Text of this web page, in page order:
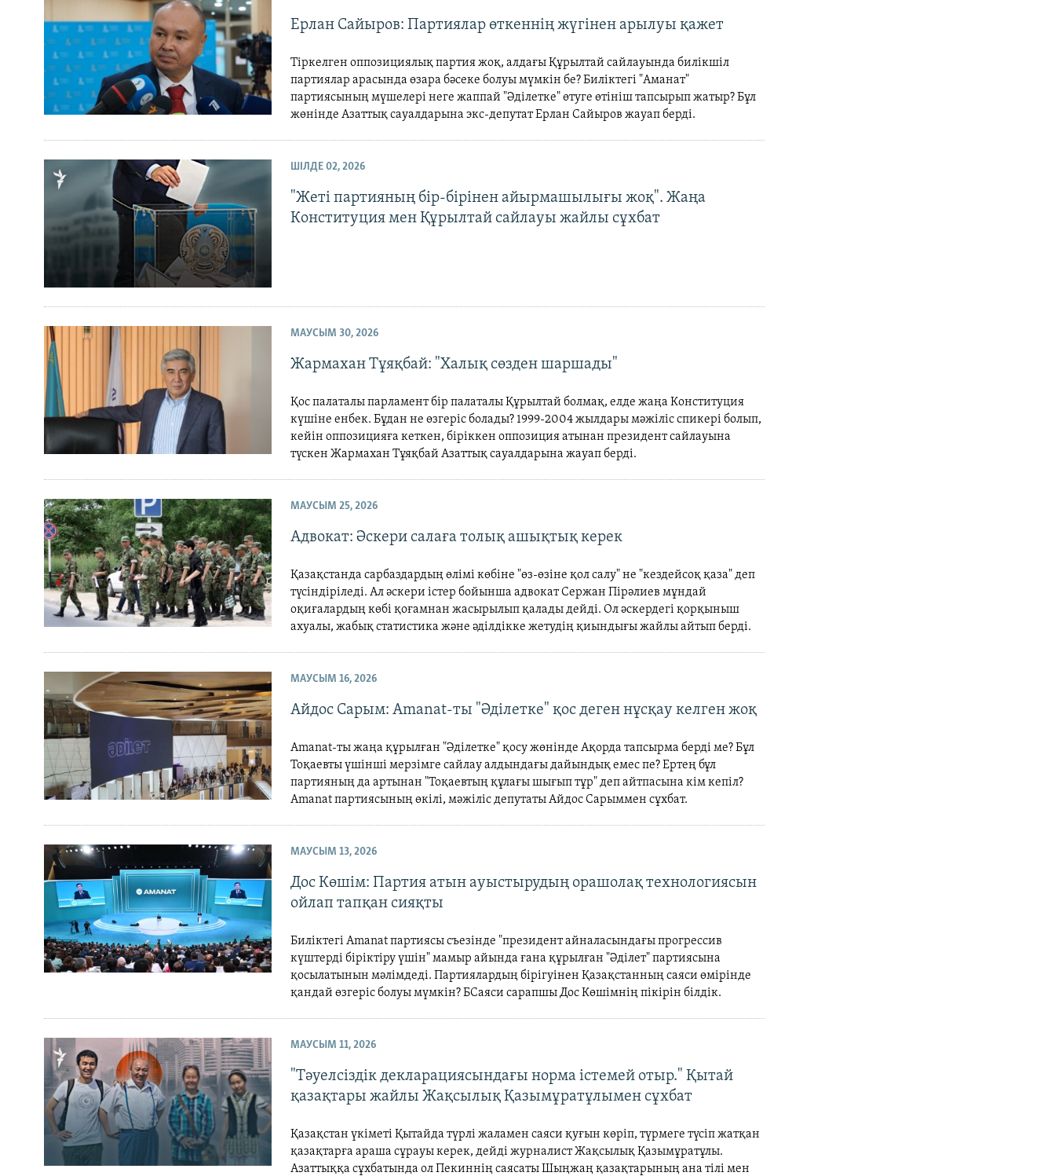
Ерлан Сайыров: Партиялар өткеннің жүгінен арылуы қажет
Тіркелген оппозициялық партия жоқ, алдағы Құрылтай сайлауында билікшіл
партиялар арасында өзара бәсеке болуы мүмкін бе? Биліктегі "Аманат"
партиясының мүшелері неге жаппай "Әділетке" өтуге өтініш тапсырып жатыр? Бұл
жөнінде Азаттық сауалдарына экс-депутат Ерлан Сайыров жауап берді.
ШІЛДЕ 02, 2026
"Жеті партияның бір-бірінен айырмашылығы жоқ". Жаңа
Конституция мен Құрылтай сайлауы жайлы сұхбат
МАУСЫМ 30, 2026
Жармахан Тұяқбай: "Халық сөзден шаршады"
Қос палаталы парламент бір палаталы Құрылтай болмақ, елде жаңа Конституция
күшіне енбек. Бұдан не өзгеріс болады? 1999-2004 жылдары мәжіліс спикері болып,
кейін оппозицияға кеткен, біріккен оппозиция атынан президент сайлауына
түскен Жармахан Тұяқбай Азаттық сауалдарына жауап берді.
МАУСЫМ 25, 2026
Адвокат: Әскери салаға толық ашықтық керек
Қазақстанда сарбаздардың өлімі көбіне "өз-өзіне қол салу" не "кездейсоқ қаза" деп
түсіндіріледі. Ал әскери істер бойынша адвокат Сержан Пірәлиев мұндай
оқиғалардың көбі қоғамнан жасырылып қалады дейді. Ол әскердегі қорқыныш
ахуалы, жабық статистика және әділдікке жетудің қиындығы жайлы айтып берді.
МАУСЫМ 16, 2026
Айдос Сарым: Amanat-ты "Әділетке" қос деген нұсқау келген жоқ
Amanat-ты жаңа құрылған "Әділетке" қосу жөнінде Ақорда тапсырма берді ме? Бұл
Тоқаевты үшінші мерзімге сайлау алдындағы дайындық емес пе? Ертең бұл
партияның да артынан "Тоқаевтың құлағы шығып тұр" деп айтпасына кім кепіл?
Amanat партиясының өкілі, мәжіліс депутаты Айдос Сарыммен сұхбат.
МАУСЫМ 13, 2026
Дос Көшім: Партия атын ауыстырудың орашолақ технологиясын
ойлап тапқан сияқты
Биліктегі Amanat партиясы съезінде "президент айналасындағы прогрессив
күштерді біріктіру үшін" мамыр айында ғана құрылған "Әділет" партиясына
қосылатынын мәлімдеді. Партиялардың бірігуінен Қазақстанның саяси өмірінде
қандай өзгеріс болуы мүмкін? БСаяси сарапшы Дос Көшімнің пікірін білдік.
МАУСЫМ 11, 2026
"Тәуелсіздік декларациясындағы норма істемей отыр." Қытай
қазақтары жайлы Жақсылық Қазымұратұлымен сұхбат
Қазақстан үкіметі Қытайда түрлі жаламен саяси қуғын көріп, түрмеге түсіп жатқан
қазақтарға араша сұрауы керек, дейді журналист Жақсылық Қазымұратұлы.
Азаттыққа сұхбатында ол Пекиннің саясаты Шыңжаң қазақтарының ана тілі мен